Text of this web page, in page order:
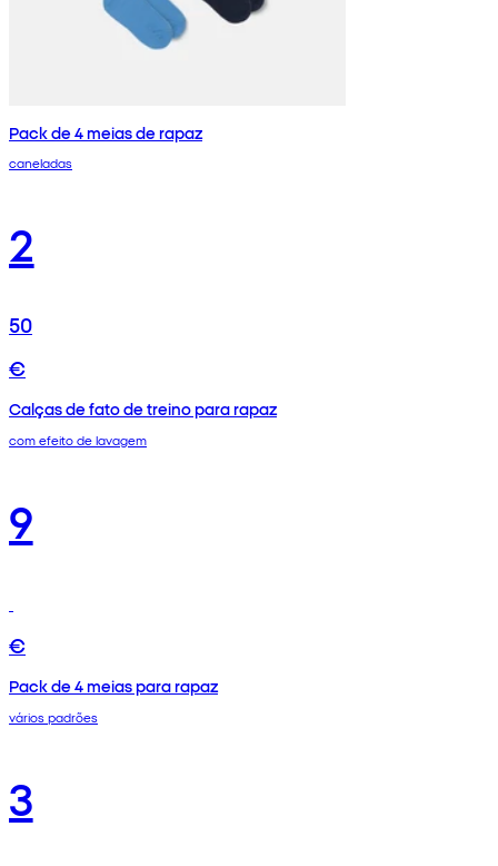
Pack de 4 meias de rapaz
caneladas
2
50
€
Calças de fato de treino para rapaz
com efeito de lavagem
9
€
Pack de 4 meias para rapaz
vários padrões
3